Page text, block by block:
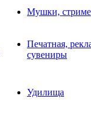
Мушки,
Печатная,
сувениры
Удилища